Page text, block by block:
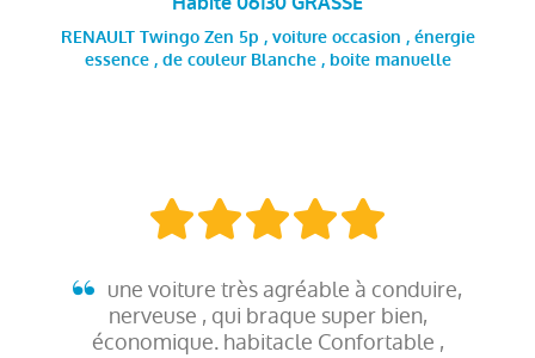
RENAULT Twingo Zen 5p , voiture occasion , énergie
essence , de couleur Blanche , boite manuelle
une voiture très agréable à conduire,
nerveuse , qui braque super bien,
économique. habitacle Confortable ,